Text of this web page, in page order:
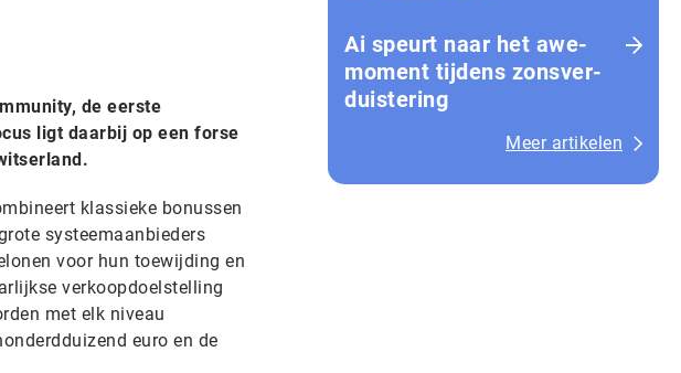
de eerste
ligt daarbij op een forse
klassieke bonussen
systeemaanbieders
voor hun toewijding en
verkoopdoelstelling
met elk niveau
euro en de
Ai speurt naar het awe-
moment tijdens zons­ver­
duis­te­ring
Meer artikelen